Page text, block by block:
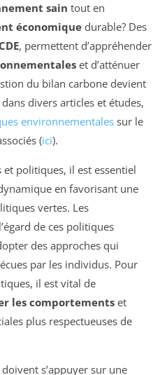
sain tout en
économique durable? Des
, permettent d’appréhender
et d’atténuer
du bilan carbone devient
divers articles et études,
environnementales sur le
(ici).
politiques, il est essentiel
en favorisant une
vertes. Les
de ces politiques
des approches qui
par les individus. Pour
il est vital de
les comportements et
plus respectueuses de
s’appuyer sur une